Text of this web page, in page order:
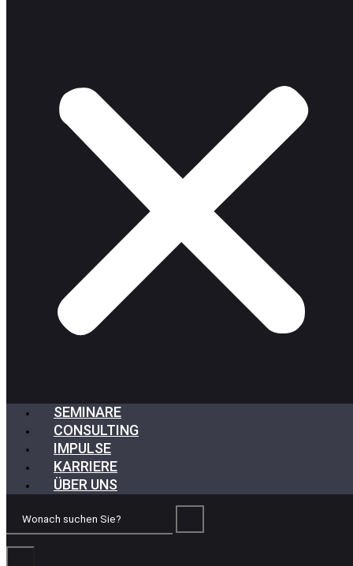
SEMINARE
CONSULTING
IMPULSE
KARRIERE
ÜBER UNS
Wonach
Sie?